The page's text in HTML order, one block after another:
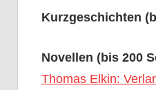
Kurzgeschichten
Novellen (bis 200
Thomas Elkin: